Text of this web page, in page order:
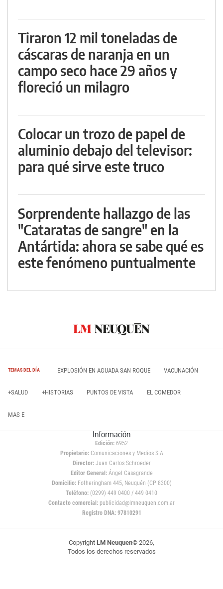
Tiraron 12 mil toneladas de
cáscaras de naranja en un
campo seco hace 29 años y
floreció un milagro
Colocar un trozo de papel de
aluminio debajo del televisor:
para qué sirve este truco
Sorprendente hallazgo de las
"Cataratas de sangre" en la
Antártida: ahora se sabe qué es
este fenómeno puntualmente
TEMAS DEL DÍA EXPLOSIÓN EN AGUADA SAN ROQUE VACUNACIÓN
+SALUD +HISTORIAS PUNTOS DE VISTA EL COMEDOR
MAS E
Información
Edición: 6952
Propietario:Comunicaciones y Medios S.A
Director: Juan Carlos Schroeder
Editor General:Ángel Casagrande
Domicilio:Fotheringham 445, Neuquén (CP 8300)
Teléfono: (0299) 449 0400 / 449 0410
Contacto comercial: publicidad@lmneuquen.com.ar
Registro DNA: 97810291
Copyright LM Neuquen© 2026,
Todos los derechos reservados